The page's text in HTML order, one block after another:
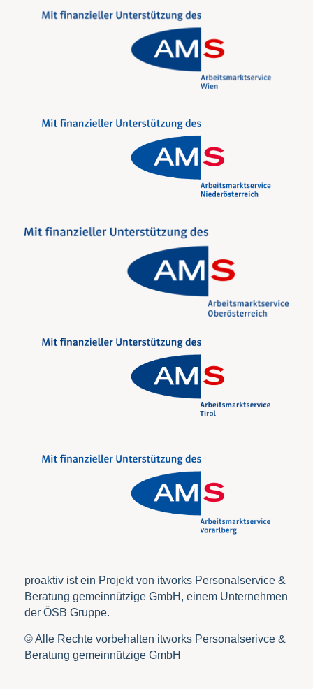
proaktiv ist ein Projekt von itworks Personalservice &
Beratung gemeinnützige GmbH, einem Unternehmen
der ÖSB Gruppe.
© Alle Rechte vorbehalten itworks Personalserivce &
Beratung gemeinnützige GmbH